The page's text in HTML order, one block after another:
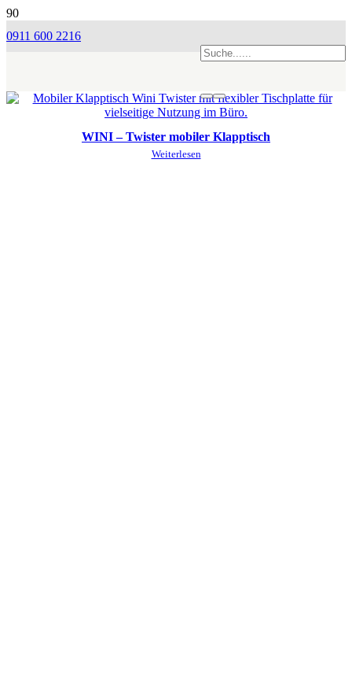
0911 600 2216
WINI – Twister mobiler Klapptisch
Weiterlesen